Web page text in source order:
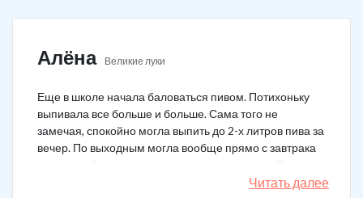
Алёна Великие луки
Еще в школе начала баловаться пивом. Потихоньку
выпивала все больше и больше. Сама того не
замечая, спокойно могла выпить до 2-х литров пива за
вечер. По выходным могла вообще прямо с завтрака
выпивать. В клинику решила позвонить сама. Прошла
курс и уже год не принимаю алкоголь вообще никакой.
Читать далее